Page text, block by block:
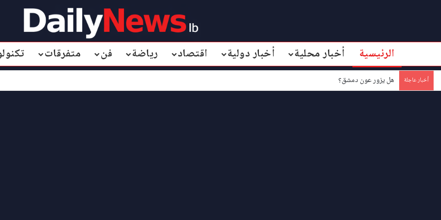
الرئيسية أخبار محلية أخبار دولية اقتصاد رياضة فن متفرقات
أخبار عاجلة هل يزور عون دمشق؟